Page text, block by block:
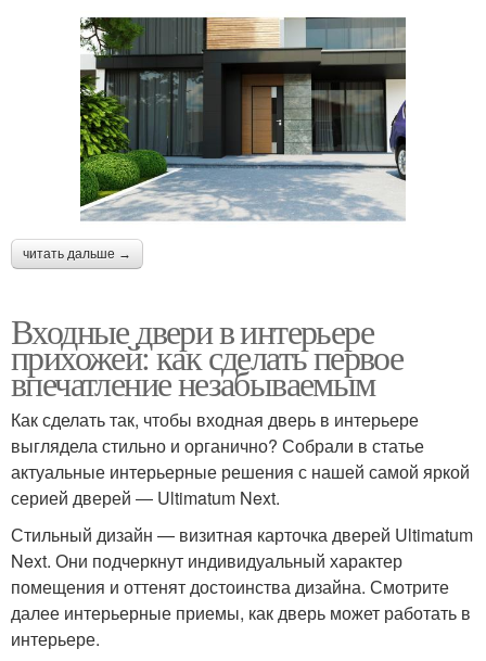
читать дальше →
Входные двери в интерьере
прихожей: как сделать первое
впечатление незабываемым
Как сделать так, чтобы входная дверь в интерьере
выглядела стильно и органично? Собрали в статье
актуальные интерьерные решения с нашей самой яркой
серией дверей ― Ultimatum Next.
Стильный дизайн — визитная карточка дверей Ultimatum
Next. Они подчеркнут индивидуальный характер
помещения и оттенят достоинства дизайна. Смотрите
далее интерьерные приемы, как дверь может работать в
интерьере.